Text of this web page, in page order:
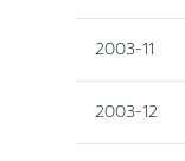
2003-11
2003-12